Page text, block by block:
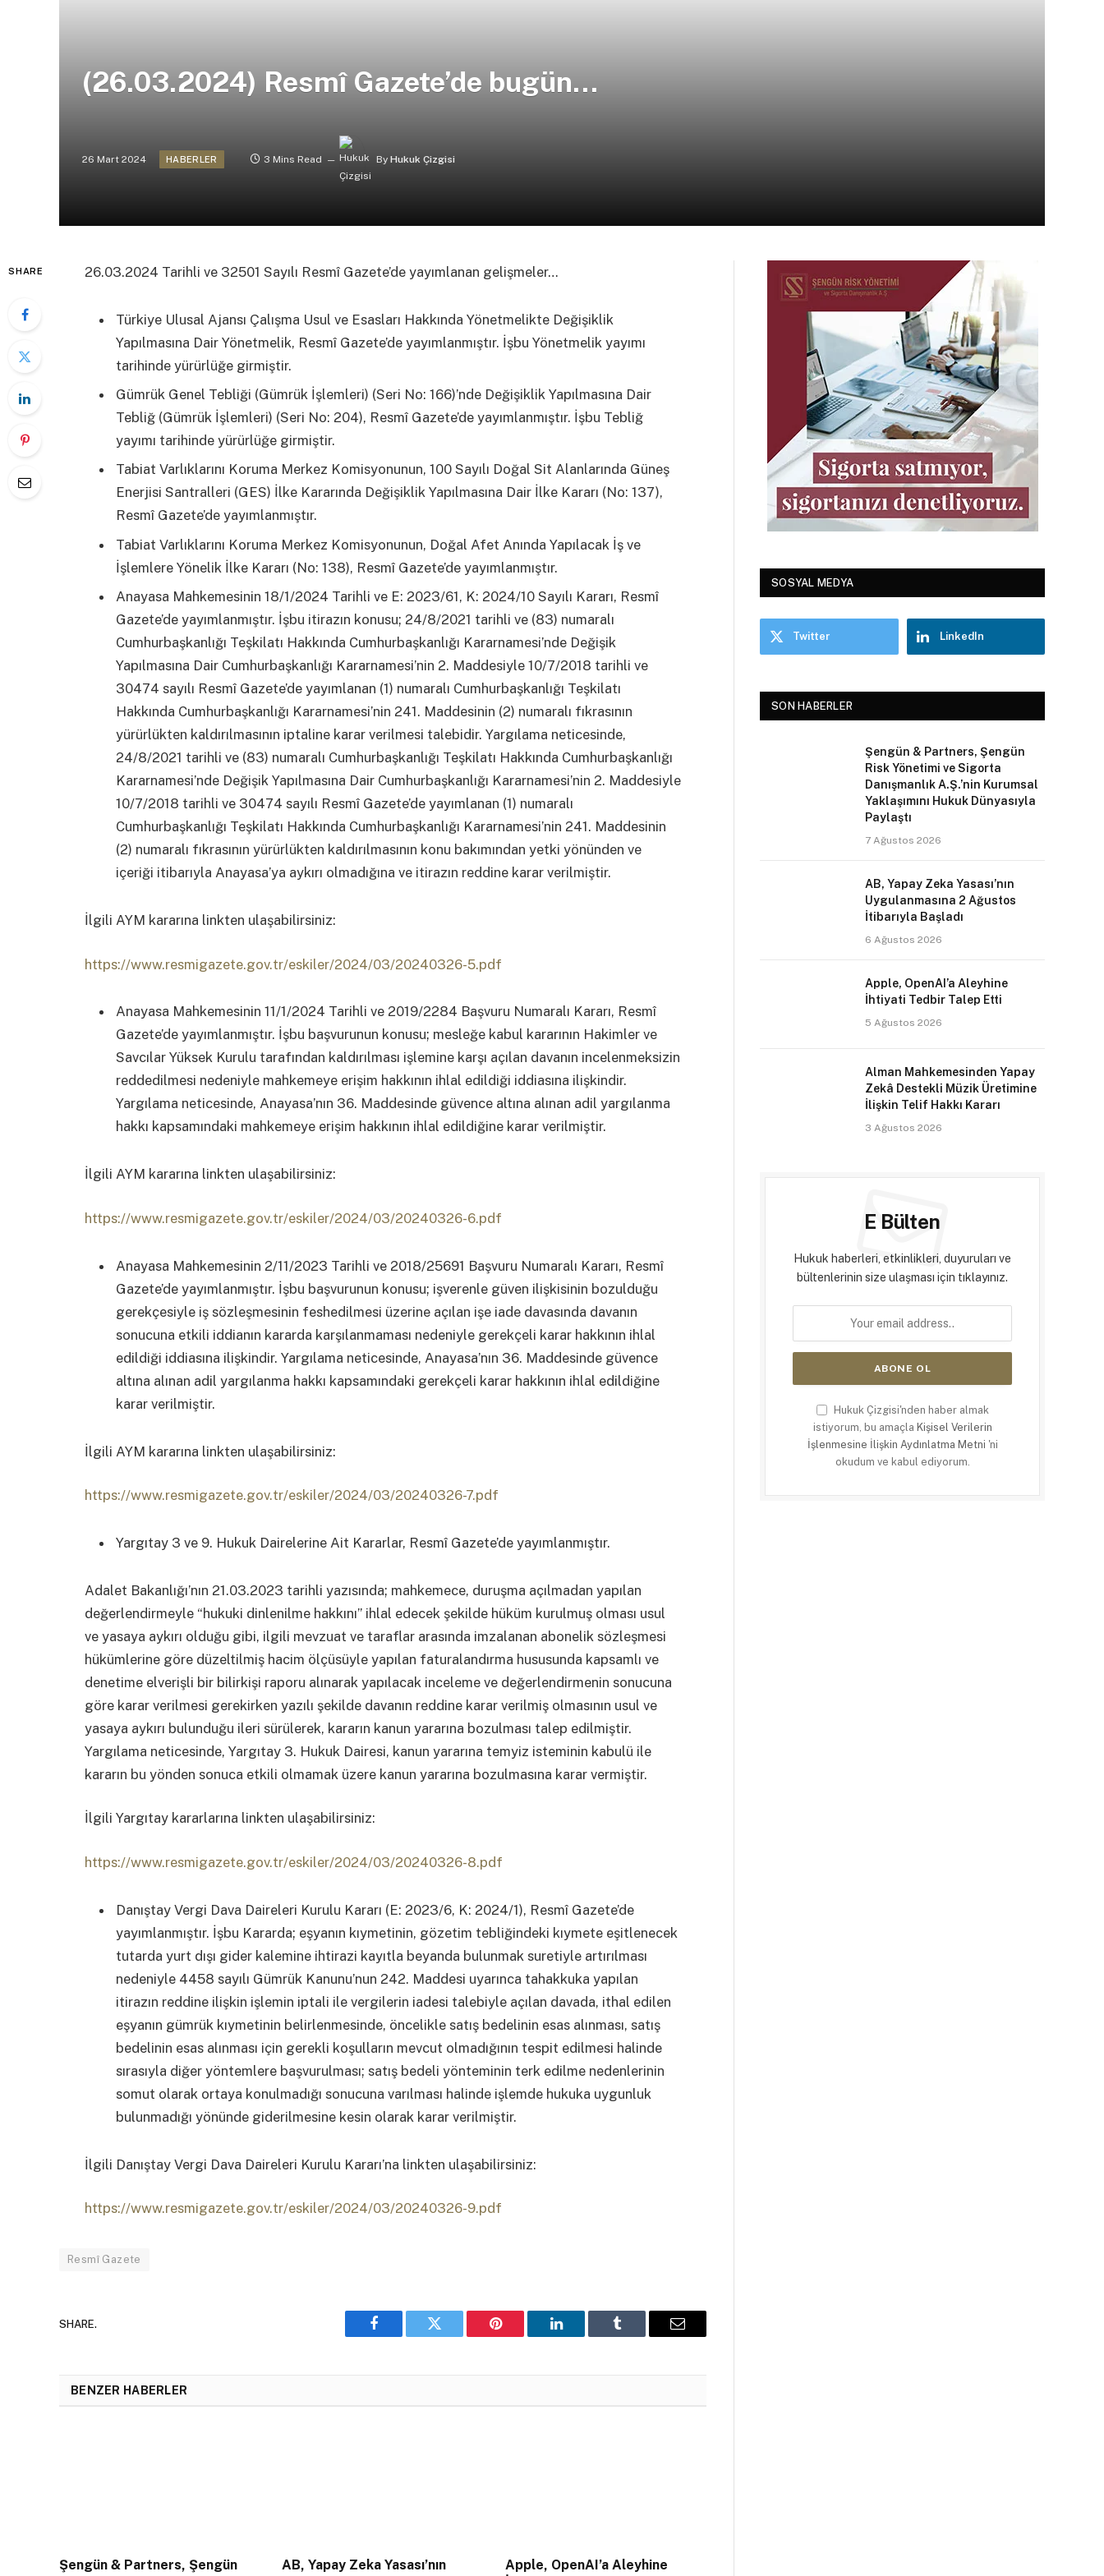
(26.03.2024) Resmî Gazete’de bugün…
26 Mart 2024 HABERLER 3 Mins Read By Hukuk Çizgisi
SHARE 26.03.2024 Tarihli ve 32501 Sayılı Resmî Gazete’de yayımlanan gelişmeler…
Türkiye Ulusal Ajansı Çalışma Usul ve Esasları Hakkında Yönetmelikte Değişiklik
Yapılmasına Dair Yönetmelik, Resmî Gazete’de yayımlanmıştır. İşbu Yönetmelik yayımı
tarihinde yürürlüğe girmiştir.
Gümrük Genel Tebliği (Gümrük İşlemleri) (Seri No: 166)’nde Değişiklik Yapılmasına Dair
Tebliğ (Gümrük İşlemleri) (Seri No: 204), Resmî Gazete’de yayımlanmıştır. İşbu Tebliğ
yayımı tarihinde yürürlüğe girmiştir.
Tabiat Varlıklarını Koruma Merkez Komisyonunun, 100 Sayılı Doğal Sit Alanlarında Güneş
Enerjisi Santralleri (GES) İlke Kararında Değişiklik Yapılmasına Dair İlke Kararı (No: 137),
Resmî Gazete’de yayımlanmıştır.
Tabiat Varlıklarını Koruma Merkez Komisyonunun, Doğal Afet Anında Yapılacak İş ve
İşlemlere Yönelik İlke Kararı (No: 138), Resmî Gazete’de yayımlanmıştır.
Anayasa Mahkemesinin 18/1/2024 Tarihli ve E: 2023/61, K: 2024/10 Sayılı Kararı, Resmî
Gazete’de yayımlanmıştır. İşbu itirazın konusu; 24/8/2021 tarihli ve (83) numaralı
Cumhurbaşkanlığı Teşkilatı Hakkında Cumhurbaşkanlığı Kararnamesi’nde Değişik
Yapılmasına Dair Cumhurbaşkanlığı Kararnamesi’nin 2. Maddesiyle 10/7/2018 tarihli ve
30474 sayılı Resmî Gazete’de yayımlanan (1) numaralı Cumhurbaşkanlığı Teşkilatı
Hakkında Cumhurbaşkanlığı Kararnamesi’nin 241. Maddesinin (2) numaralı fıkrasının
yürürlükten kaldırılmasının iptaline karar verilmesi talebidir. Yargılama neticesinde,
24/8/2021 tarihli ve (83) numaralı Cumhurbaşkanlığı Teşkilatı Hakkında Cumhurbaşkanlığı
Kararnamesi’nde Değişik Yapılmasına Dair Cumhurbaşkanlığı Kararnamesi’nin 2. Maddesiyle
10/7/2018 tarihli ve 30474 sayılı Resmî Gazete’de yayımlanan (1) numaralı
Cumhurbaşkanlığı Teşkilatı Hakkında Cumhurbaşkanlığı Kararnamesi’nin 241. Maddesinin
(2) numaralı fıkrasının yürürlükten kaldırılmasının konu bakımından yetki yönünden ve
içeriği itibarıyla Anayasa’ya aykırı olmadığına ve itirazın reddine karar verilmiştir.
İlgili AYM kararına linkten ulaşabilirsiniz:
https://www.resmigazete.gov.tr/eskiler/2024/03/20240326-5.pdf
Anayasa Mahkemesinin 11/1/2024 Tarihli ve 2019/2284 Başvuru Numaralı Kararı, Resmî
Gazete’de yayımlanmıştır. İşbu başvurunun konusu; mesleğe kabul kararının Hakimler ve
Savcılar Yüksek Kurulu tarafından kaldırılması işlemine karşı açılan davanın incelenmeksizin
reddedilmesi nedeniyle mahkemeye erişim hakkının ihlal edildiği iddiasına ilişkindir.
Yargılama neticesinde, Anayasa’nın 36. Maddesinde güvence altına alınan adil yargılanma
hakkı kapsamındaki mahkemeye erişim hakkının ihlal edildiğine karar verilmiştir.
İlgili AYM kararına linkten ulaşabilirsiniz:
https://www.resmigazete.gov.tr/eskiler/2024/03/20240326-6.pdf
Anayasa Mahkemesinin 2/11/2023 Tarihli ve 2018/25691 Başvuru Numaralı Kararı, Resmî
Gazete’de yayımlanmıştır. İşbu başvurunun konusu; işverenle güven ilişkisinin bozulduğu
gerekçesiyle iş sözleşmesinin feshedilmesi üzerine açılan işe iade davasında davanın
sonucuna etkili iddianın kararda karşılanmaması nedeniyle gerekçeli karar hakkının ihlal
edildiği iddiasına ilişkindir. Yargılama neticesinde, Anayasa’nın 36. Maddesinde güvence
altına alınan adil yargılanma hakkı kapsamındaki gerekçeli karar hakkının ihlal edildiğine
karar verilmiştir.
İlgili AYM kararına linkten ulaşabilirsiniz:
https://www.resmigazete.gov.tr/eskiler/2024/03/20240326-7.pdf
Yargıtay 3 ve 9. Hukuk Dairelerine Ait Kararlar, Resmî Gazete’de yayımlanmıştır.
Adalet Bakanlığı’nın 21.03.2023 tarihli yazısında; mahkemece, duruşma açılmadan yapılan
değerlendirmeyle “hukuki dinlenilme hakkını” ihlal edecek şekilde hüküm kurulmuş olması usul
ve yasaya aykırı olduğu gibi, ilgili mevzuat ve taraflar arasında imzalanan abonelik sözleşmesi
hükümlerine göre düzeltilmiş hacim ölçüsüyle yapılan faturalandırma hususunda kapsamlı ve
denetime elverişli bir bilirkişi raporu alınarak yapılacak inceleme ve değerlendirmenin sonucuna
göre karar verilmesi gerekirken yazılı şekilde davanın reddine karar verilmiş olmasının usul ve
yasaya aykırı bulunduğu ileri sürülerek, kararın kanun yararına bozulması talep edilmiştir.
Yargılama neticesinde, Yargıtay 3. Hukuk Dairesi, kanun yararına temyiz isteminin kabulü ile
kararın bu yönden sonuca etkili olmamak üzere kanun yararına bozulmasına karar vermiştir.
İlgili Yargıtay kararlarına linkten ulaşabilirsiniz:
https://www.resmigazete.gov.tr/eskiler/2024/03/20240326-8.pdf
Danıştay Vergi Dava Daireleri Kurulu Kararı (E: 2023/6, K: 2024/1), Resmî Gazete’de
yayımlanmıştır. İşbu Kararda; eşyanın kıymetinin, gözetim tebliğindeki kıymete eşitlenecek
tutarda yurt dışı gider kalemine ihtirazi kayıtla beyanda bulunmak suretiyle artırılması
nedeniyle 4458 sayılı Gümrük Kanunu’nun 242. Maddesi uyarınca tahakkuka yapılan
itirazın reddine ilişkin işlemin iptali ile vergilerin iadesi talebiyle açılan davada, ithal edilen
eşyanın gümrük kıymetinin belirlenmesinde, öncelikle satış bedelinin esas alınması, satış
bedelinin esas alınması için gerekli koşulların mevcut olmadığının tespit edilmesi halinde
sırasıyla diğer yöntemlere başvurulması; satış bedeli yönteminin terk edilme nedenlerinin
somut olarak ortaya konulmadığı sonucuna varılması halinde işlemde hukuka uygunluk
bulunmadığı yönünde giderilmesine kesin olarak karar verilmiştir.
İlgili Danıştay Vergi Dava Daireleri Kurulu Kararı’na linkten ulaşabilirsiniz:
https://www.resmigazete.gov.tr/eskiler/2024/03/20240326-9.pdf
Resmî Gazete
SHARE.
Facebook Twitter Pinterest LinkedIn Tumblr Email
BENZER HABERLER
Şengün & Partners, Şengün
AB, Yapay Zeka Yasası’nın
Apple, OpenAI’a Aleyhine
SOSYAL MEDYA
Twitter LinkedIn
SON HABERLER
Şengün & Partners, Şengün
Risk Yönetimi ve Sigorta
Danışmanlık A.Ş.’nin Kurumsal
Yaklaşımını Hukuk Dünyasıyla
Paylaştı
7 Ağustos 2026
AB, Yapay Zeka Yasası’nın
Uygulanmasına 2 Ağustos
İtibarıyla Başladı
6 Ağustos 2026
Apple, OpenAI’a Aleyhine
İhtiyati Tedbir Talep Etti
5 Ağustos 2026
Alman Mahkemesinden Yapay
Zekâ Destekli Müzik Üretimine
İlişkin Telif Hakkı Kararı
3 Ağustos 2026
E Bülten
Hukuk haberleri, etkinlikleri, duyuruları ve
bültenlerinin size ulaşması için tıklayınız.
Hukuk Çizgisi'nden haber almak
istiyorum, bu amaçla Kişisel Verilerin
İşlenmesine İlişkin Aydınlatma Metni 'ni
okudum ve kabul ediyorum.